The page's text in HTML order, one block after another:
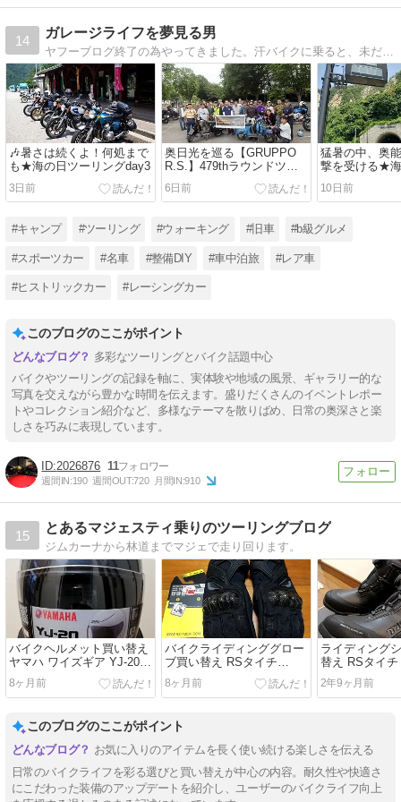
14
ガレージライフを夢見る男
ヤフーブログ終了の為やってきました。汗バイクに乗ると、未だに楽しくて仕方がない残念なオッサンです。(^^;ほぼほぼバイクがテーマのブログですが、ヨロシクお願い致します。(^^♪
🎶暑さは続くよ！何処まで
も★海の日ツーリングday3
3日前
奥日光を巡る【GRUPPO
R.S.】479thラウンドツー
リング。
6日前
猛暑の中、奥
撃を受ける★
ングday2
10日前
#キャンプ #ツーリング #ウォーキング #旧車 #b級グルメ
#スポーツカー #名車 #整備DIY #車中泊旅 #レア車
#ヒストリックカー #レーシングカー
このブログのここがポイント
多彩なツーリングとバイク話題中心
バイクやツーリングの記録を軸に、実体験や地域の風景、ギャラリー的な
写真を交えながら豊かな時間を伝えます。盛りだくさんのイベントレポー
トやコレクション紹介など、多様なテーマを散りばめ、日常の奥深さと楽
しさを巧みに表現しています。
2026876 11
週間IN:190 週間OUT:720 月間IN:910
15
とあるマジェスティ乗りのツーリングブログ
ジムカーナから林道までマジェで走り回ります。
バイクヘルメット買い替え
ヤマハ ワイズギア YJ-20
ゼニス
8ヶ月前
バイクライディンググロー
ブ買い替え RSタイチ
RST664カーボンウインタ
ーグローブ
8ヶ月前
ライディング
替え RSタイチ
DRYMASTER
ーズ
2年9ヶ月前
このブログのここがポイント
お気に入りのアイテムを長く使い続ける楽しさを伝える
日常のバイクライフを彩る選びと買い替えが中心の内容。耐久性や快適さ
にこだわった装備のアップデートを紹介し、ユーザーのバイクライフ向上